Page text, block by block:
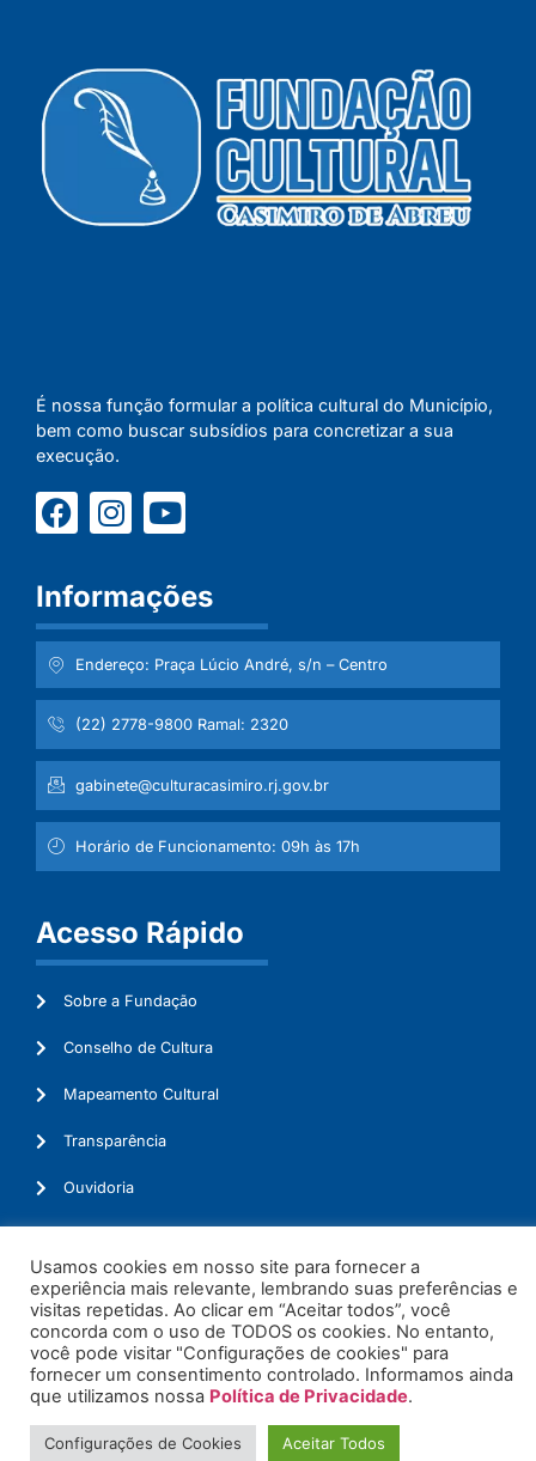
É nossa função formular a política cultural do Município,
bem como buscar subsídios para concretizar a sua
execução.
Informações
Endereço: Praça Lúcio André, s/n – Centro
(22) 2778-9800 Ramal: 2320
gabinete@culturacasimiro.rj.gov.br
Horário de Funcionamento: 09h às 17h
Acesso Rápido
Sobre a Fundação
Conselho de Cultura
Mapeamento Cultural
Transparência
Ouvidoria
© 2026. Todos os Direitos Reservados.
Usamos cookies em nosso site para fornecer a
experiência mais relevante, lembrando suas preferências e
visitas repetidas. Ao clicar em “Aceitar todos”, você
concorda com o uso de TODOS os cookies. No entanto,
você pode visitar "Configurações de cookies" para
fornecer um consentimento controlado. Informamos ainda
que utilizamos nossa Política de Privacidade.
Configurações de Cookies Aceitar Todos